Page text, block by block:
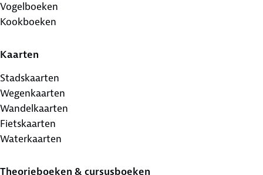
Vogelboeken
Kookboeken
Kaarten
Stadskaarten
Wegenkaarten
Wandelkaarten
Fietskaarten
Waterkaarten
Theorieboeken & cursusboeken